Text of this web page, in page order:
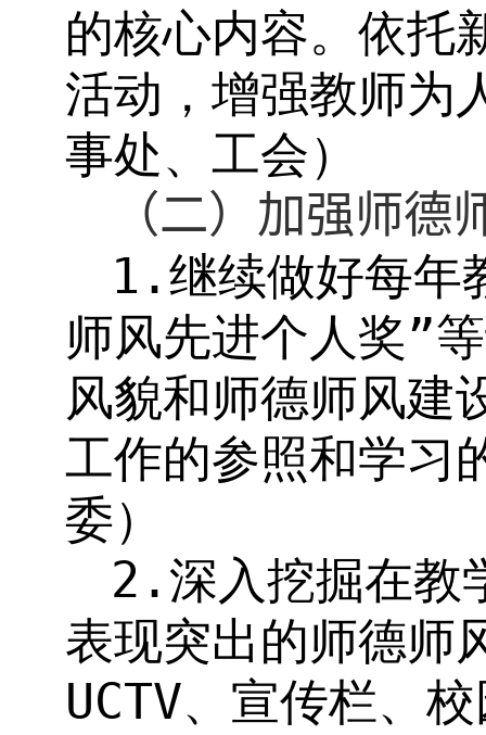
的核心内容。依托
活动，增强教师为
事处、工会）
（二）加强师
1.继续做好每年
师风先进个人奖”
风貌和师德师风建
工作的参照和学习
委）
2. 深入挖掘在教
表现突出的师德师
UCTV、宣传栏、